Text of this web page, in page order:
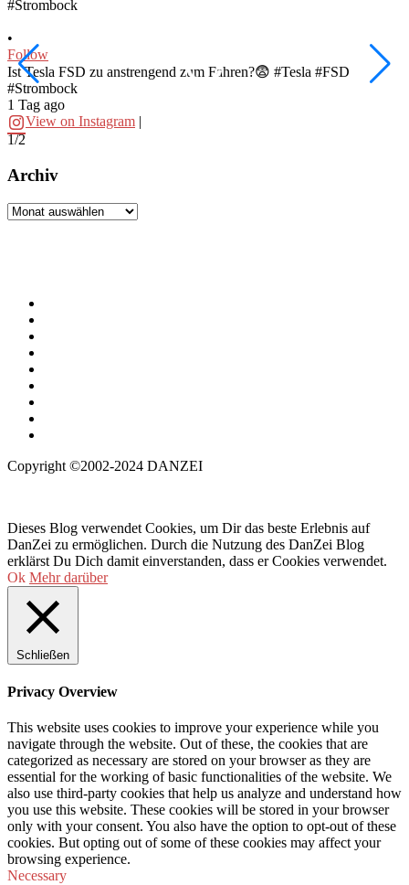
•
Follow
Ist Tesla FSD zu anstrengend zum Fahren?😨 #Tesla #FSD
#Strombock
1 Tag ago
View on Instagram |
1/2
Archiv
Archiv
Copyright ©2002-2024 DANZEI
Dieses Blog verwendet Cookies, um Dir das beste Erlebnis auf
DanZei zu ermöglichen. Durch die Nutzung des DanZei Blog
erklärst Du Dich damit einverstanden, dass er Cookies verwendet.
Ok Mehr darüber
Schließen
Privacy Overview
This website uses cookies to improve your experience while you
navigate through the website. Out of these, the cookies that are
categorized as necessary are stored on your browser as they are
essential for the working of basic functionalities of the website. We
also use third-party cookies that help us analyze and understand how
you use this website. These cookies will be stored in your browser
only with your consent. You also have the option to opt-out of these
cookies. But opting out of some of these cookies may affect your
browsing experience.
Necessary